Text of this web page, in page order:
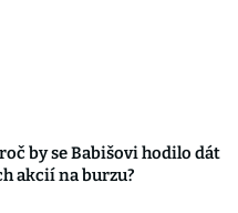
by se Babišovi hodilo dát
akcií na burzu?